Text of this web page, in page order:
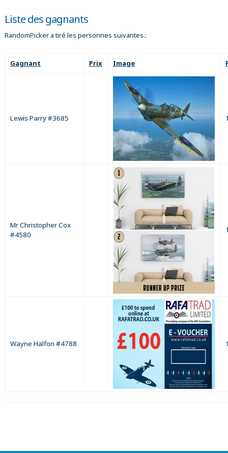
Liste des gagnants
RandomPicker a tiré les personnes suivantes.:
Gagnant Prix Image
Lewis Parry #3685
Mr Christopher Cox
#4580
Wayne Halfon #4788